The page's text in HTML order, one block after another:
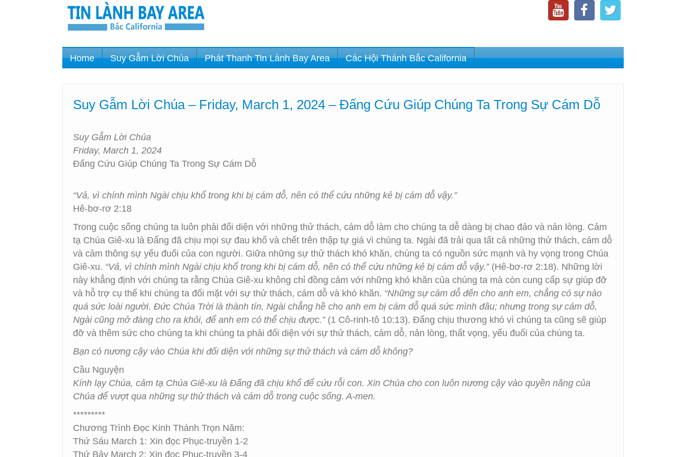
Home Suy Gẫm Lời Chúa Phát Thanh Tin Lành Bay Area Các Hội Thánh Bắc California
Suy Gẫm Lời Chúa – Friday, March 1, 2024 – Đấng Cứu Giúp Chúng Ta Trong Sự Cám Dỗ
Suy Gẫm Lời Chúa
Friday, March 1, 2024
Đấng Cứu Giúp Chúng Ta Trong Sự Cám Dỗ
“Vả, vì chính mình Ngài chịu khổ trong khi bị cám dỗ, nên có thể cứu những kẻ bị cám dỗ vậy.”
Hê-bơ-rơ 2:18
Trong cuộc sống chúng ta luôn phải đối diện với những thử thách, cám dỗ làm cho chúng ta dễ dàng bị chao đảo và nản lòng. Cảm
tạ Chúa Giê-xu là Đấng đã chịu mọi sự đau khổ và chết trên thập tự giá vì chúng ta. Ngài đã trải qua tất cả những thử thách, cám dỗ
và cảm thông sự yếu đuối của con người. Giữa những sự thử thách khó khăn, chúng ta có nguồn sức mạnh và hy vọng trong Chúa
Giê-xu. “Vả, vì chính mình Ngài chịu khổ trong khi bị cám dỗ, nên có thể cứu những kẻ bị cám dỗ vậy.”(Hê-bơ-rơ 2:18). Những lời
này khẳng định với chúng ta rằng Chúa Giê-xu không chỉ đồng cảm với những khó khăn của chúng ta mà còn cung cấp sự giúp đỡ
và hỗ trợ cụ thể khi chúng ta đối mặt với sự thử thách, cám dỗ và khó khăn. “Những sự cám dỗ đến cho anh em, chẳng có sự nào
quá sức loài người. Đức Chúa Trời là thành tín, Ngài chẳng hề cho anh em bị cám dỗ quá sức mình đâu; nhưng trong sự cám dỗ,
Ngài cũng mở đàng cho ra khỏi, để anh em có thể chịu được.”(1 Cô-rinh-tô 10:13). Đấng chịu thương khó vì chúng ta cũng sẽ giúp
đỡ và thêm sức cho chúng ta khi chúng ta phải đối diện với sự thử thách, cám dỗ, nản lòng, thất vọng, yếu đuối của chúng ta.
Bạn có nương cậy vào Chúa khi đối diện với những sự thử thách và cám dỗ không?
Cầu Nguyện
Kính lạy Chúa, cảm tạ Chúa Giê-xu là Đấng đã chịu khổ để cứu rỗi con. Xin Chúa cho con luôn nương cậy vào quyền năng của
Chúa để vượt qua những sự thử thách và cám dỗ trong cuộc sống. A-men.
*********
Chương Trình Đọc Kinh Thánh Trọn Năm:
Thứ Sáu March 1: Xin đọc Phục-truyền 1-2
Thứ Bảy March 2: Xin đọc Phục-truyền 3-4